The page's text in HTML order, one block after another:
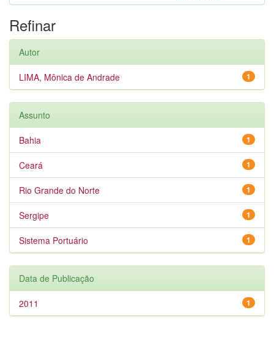
Refinar
Autor
1
LIMA, Mônica de Andrade
Assunto
1
Bahia
1
Ceará
1
Rio Grande do Norte
1
Sergipe
1
Sistema Portuário
Data de Publicação
1
2011